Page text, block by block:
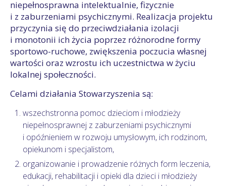
niepełnosprawna intelektualnie, fizycznie
i z zaburzeniami psychicznymi. Realizacja projektu
przyczynia się do przeciwdziałania izolacji
i monotonii ich życia poprzez różnorodne formy
sportowo-ruchowe, zwiększenia poczucia własnej
wartości oraz wzrostu ich uczestnictwa w życiu
lokalnej społeczności.
Celami działania Stowarzyszenia są:
wszechstronna pomoc dzieciom i młodzieży
niepełnosprawnej z zaburzeniami psychicznymi
i opóźnieniem w rozwoju umysłowym, ich rodzinom,
opiekunom i specjalistom,
organizowanie i prowadzenie różnych form leczenia,
edukacji, rehabilitacji i opieki dla dzieci i młodzieży